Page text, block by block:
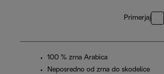
Primerjaj
100 % zrna Arabica
Neposredno od zrna do skodelice